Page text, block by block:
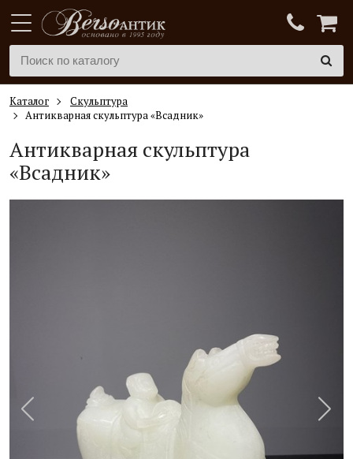
Каталог
Скульптура
Антикварная скульптура «Всадник»
Антикварная скульптура
«Всадник»